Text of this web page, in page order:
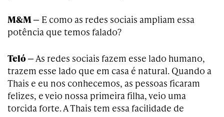
M&M — E como as redes sociais ampliam essa
potência que temos falado?
Teló —As redes sociais fazem esse lado humano,
trazem esse lado que em casa é natural. Quando a
Thais e eu nos conhecemos, as pessoas ficaram
felizes, e veio nossa primeira filha, veio uma
torcida forte. A Thais tem essa facilidade de